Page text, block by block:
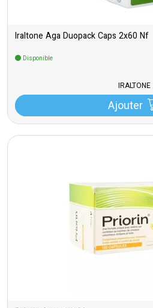
Iraltone Aga Duopack Caps 2x60 Nf
Disponible
IRALTONE
Ajouter